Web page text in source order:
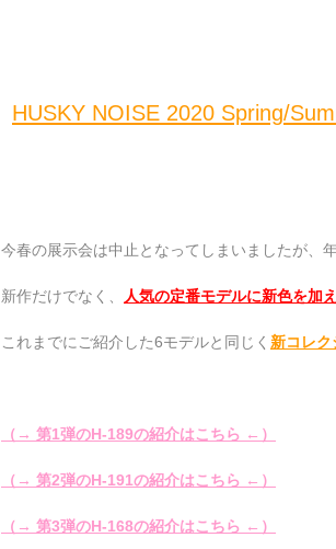
HUSKY NOISE 2020 Spring/
今春の展示会は中止となってしまいましたが、
新作だけでなく、 人気の定番モデルに新色を加
これまでにご紹介した6モデルと同じく 新コレ
（→ 第1弾のH-189の紹介はこちら ←）
（→ 第2弾のH-191の紹介はこちら ←）
（→ 第3弾のH-168の紹介はこちら ←）